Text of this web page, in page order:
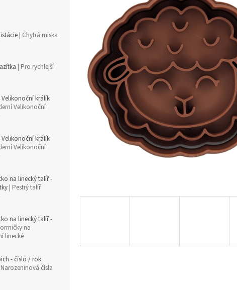
| Chytrá miska
| Pro rychlejší
Velikonoční králík
Velikonoční
Velikonoční králík
Velikonoční
na linecký talíř -
| Pestrý talíř
na linecký talíř -
na
linecké
- číslo / rok
čísla
hvězdiček.